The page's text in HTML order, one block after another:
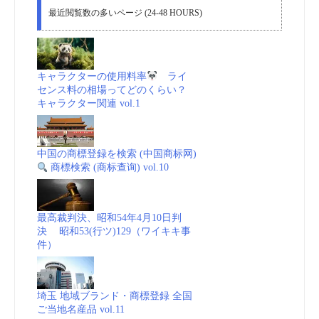
(WIPO)
商
_
画
最近閲覧数の多いページ (24-48 HOURS)
キャラクターの使用料率
ライ
センス料の相場ってどのくらい？
キャラクター関連 vol.1
中国の商標登録を検索 (中国商标网)
商標検索 (商标查询) vol.10
最高裁判決、昭和54年4月10日判
決 昭和53(行ツ)129（ワイキキ事
件）
埼玉 地域ブランド・商標登録 全国
ご当地名産品 vol.11